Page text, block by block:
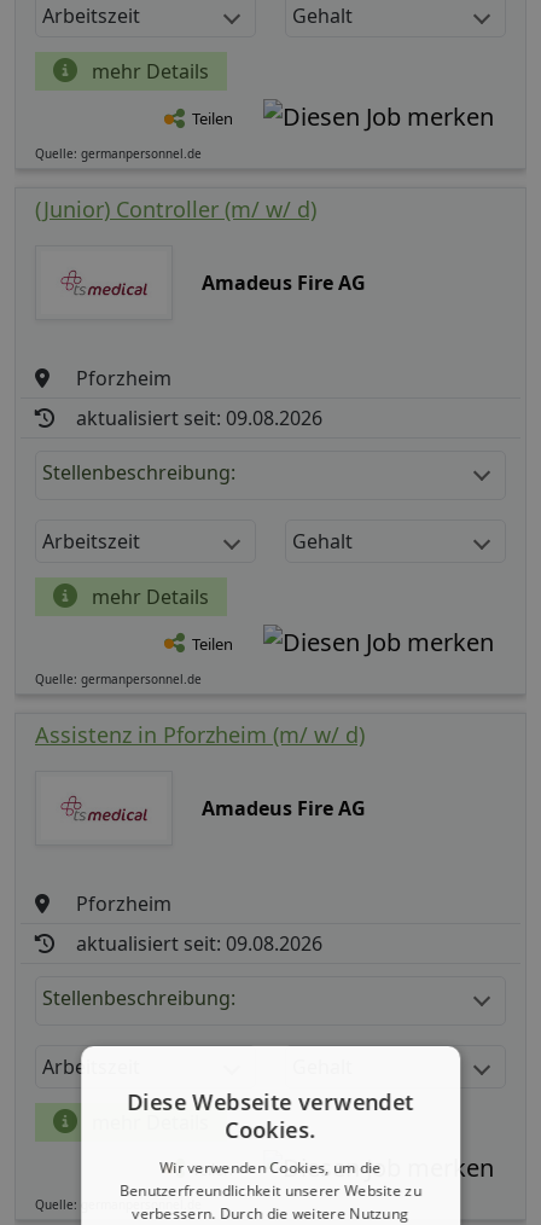
Arbeitszeit Gehalt
mehr Details
Teilen
Quelle: germanpersonnel.de
(Junior) Controller (m/ w/ d)
Amadeus Fire AG
Pforzheim
aktualisiert seit: 09.08.2026
Stellenbeschreibung:
Arbeitszeit Gehalt
mehr Details
Teilen
Quelle: germanpersonnel.de
Assistenz in Pforzheim (m/ w/ d)
Amadeus Fire AG
Pforzheim
aktualisiert seit: 09.08.2026
Stellenbeschreibung:
Arbeitszeit
Teilen
Quelle: germanpersonnel.de
Diese Webseite verwendet
Cookies.
Wir verwenden Cookies, um die
Benutzerfreundlichkeit unserer Website zu
verbessern. Durch die weitere Nutzung